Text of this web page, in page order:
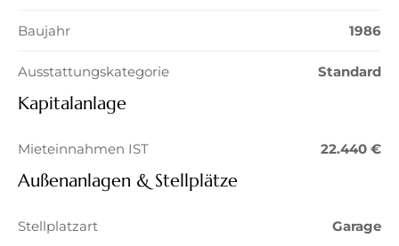
Baujahr 1986
Ausstattungskategorie Standard
Kapitalanlage
Mieteinnahmen IST 22.440 €
Außenanlagen & Stellplätze
Stellplatzart Garage